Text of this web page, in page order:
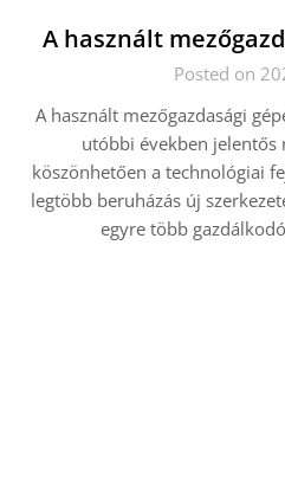
A használt
Posted on
A használt mezőgazdasági
utóbbi években jelentős
köszönhetően a technológiai
legtöbb beruházás új
egyre több